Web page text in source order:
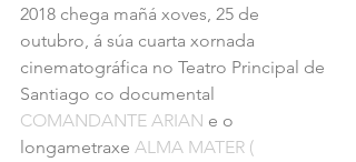
2018 chega mañá xoves, 25 de
outubro, á súa cuarta xornada
cinematográfica no Teatro Principal de
Santiago co documental
COMANDANTE ARIAN e o
longametraxe ALMA MATER (